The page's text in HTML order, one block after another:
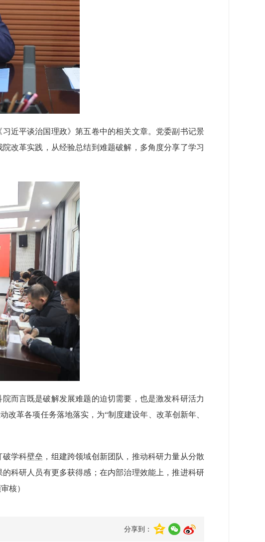
近平谈治国理政》第五卷中的相关文章。党委副书记景
改革实践，从经验总结到难题破解，多角度分享了学习
而言既是破解发展难题的迫切需要，也是激发科研活力
革各项任务落地落实，为“制度建设年、改革创新年、
学科壁垒，组建跨领域创新团队，推动科研力量从分散
科研人员有更多获得感；在内部治理效能上，推进科研
核）
分享到：